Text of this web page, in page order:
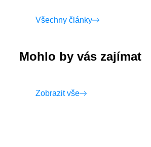
Všechny články
Mohlo by vás zajímat
Zobrazit vše